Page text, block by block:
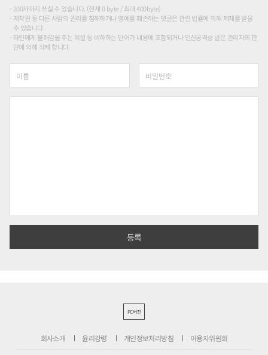
200자까지 쓰실 수 있습니다. (현재 0 byte / 최대 400byte)
저작권 등 다른 사람의 권리를 침해하거나 명예를 훼손하는 댓글은 관련 법률에 의해 제재를 받을
수 있습니다.
타인에게 불쾌감을 주는 욕설 등 비하하는 단어가 내용에 포함되거나 인신공격성 글은 관리자의 판
단에 의해 삭제 합니다.
PC버전
회사소개 윤리강령 개인정보처리방침 이용자위원회